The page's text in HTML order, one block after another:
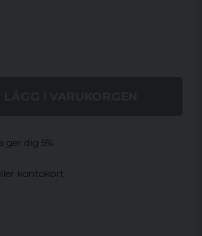
ger dig 5%
kontokort